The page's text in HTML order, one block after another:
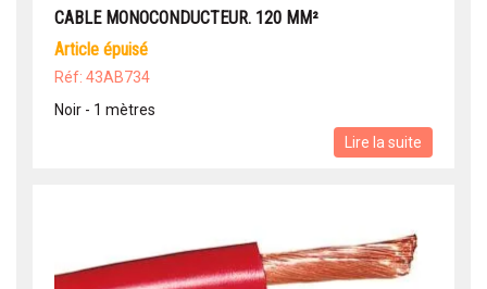
CABLE MONOCONDUCTEUR. 120 MM²
article épuisé
Réf: 43AB734
Noir - 1 mètres
Lire la suite